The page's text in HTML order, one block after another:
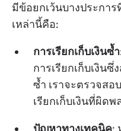
มีข้อยกเว้นบางประกา
เหล่านี้คือ:
การเรียกเก็บเงินซ้ำ
การเรียกเก็บเงินซึ่
ซ้ำ เราจะตรวจสอ
เรียกเก็บเงินที่ผิด